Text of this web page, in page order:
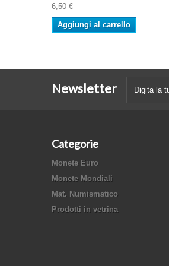
6,50 €
Aggiungi al carrello
Newsletter
Categorie
Monete Euro
Monete Mondiali
Mat. Numismatico
Prodotti in vetrina